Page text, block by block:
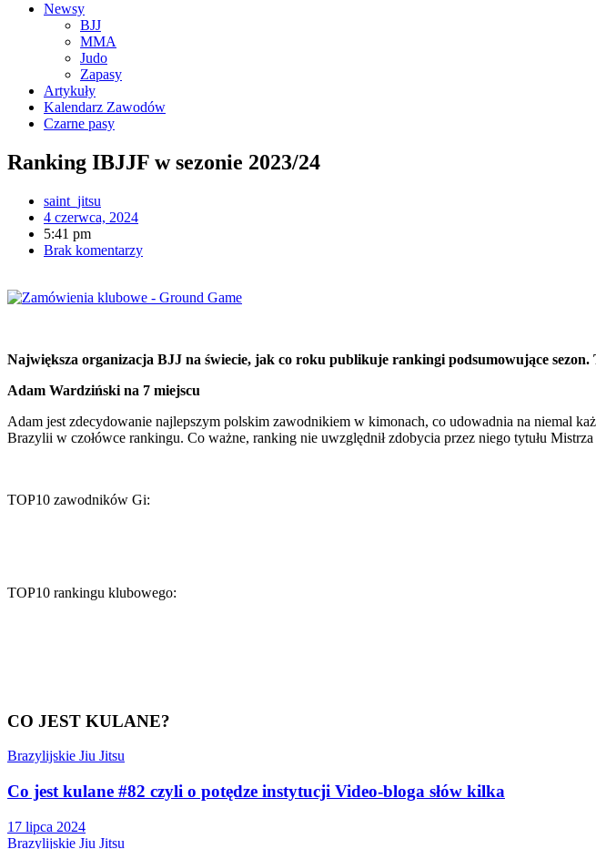
Newsy
BJJ
MMA
Judo
Zapasy
Artykuły
Kalendarz Zawodów
Czarne pasy
Ranking IBJJF w sezonie 2023/24
saint_jitsu
4 czerwca, 2024
5:41 pm
Brak komentarzy
Największa organizacja BJJ na świecie, jak co roku publikuje rankingi podsumowujące sezon.
Adam Wardziński na 7 miejscu
Adam jest zdecydowanie najlepszym polskim zawodnikiem w kimonach, co udowadnia na niemal
Brazylii w czołówce rankingu. Co ważne, ranking nie uwzględnił zdobycia przez niego tytułu Mistrza
TOP10 zawodników Gi:
TOP10 rankingu klubowego:
CO JEST KULANE?
Brazylijskie Jiu Jitsu
Co jest kulane #82 czyli o potędze instytucji Video-bloga słów kilka
17 lipca 2024
Brazylijskie Jiu Jitsu